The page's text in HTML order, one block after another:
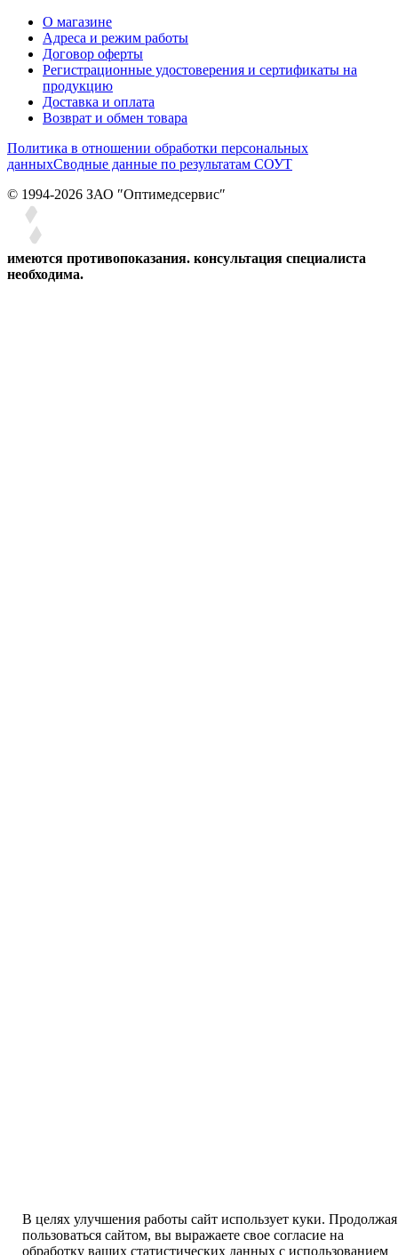
О магазине
Адреса и режим работы
Договор оферты
Регистрационные удостоверения и сертификаты на
продукцию
Доставка и оплата
Возврат и обмен товара
Политика в отношении обработки персональных
данныхСводные данные по результатам СОУТ
© 1994-2026 ЗАО ″Оптимедсервис″
имеются противопоказания. консультация специалиста
необходима.
В целях улучшения работы сайт использует куки. Продолжая
пользоваться сайтом, вы выражаете свое согласие на
обработку ваших статистических данных с использованием